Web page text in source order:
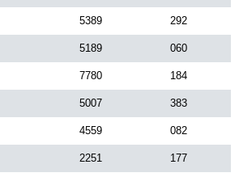
5389 292
5189 060
7780 184
5007 383
4559 082
2251 177